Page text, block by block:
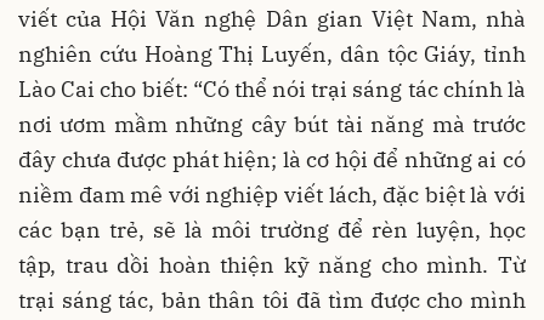
viết của Hội Văn nghệ Dân gian Việt Nam, nhà
nghiên cứu Hoàng Thị Luyến, dân tộc Giáy, tỉnh
Lào Cai cho biết: “Có thể nói trại sáng tác chính là
nơi ươm mầm những cây bút tài năng mà trước
đây chưa được phát hiện; là cơ hội để những ai có
niềm đam mê với nghiệp viết lách, đặc biệt là với
các bạn trẻ, sẽ là môi trường để rèn luyện, học
tập, trau dồi hoàn thiện kỹ năng cho mình. Từ
trại sáng tác, bản thân tôi đã tìm được cho mình